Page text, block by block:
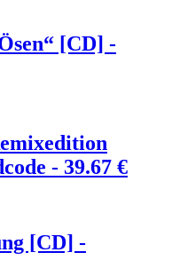
[CD] -
- 39.67 €
[CD] -